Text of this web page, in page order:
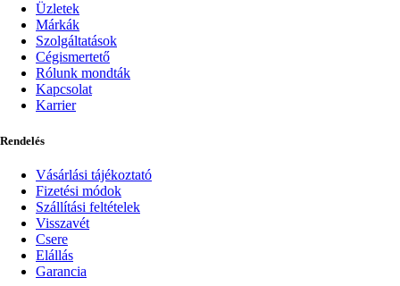
Üzletek
Márkák
Szolgáltatások
Cégismertető
Rólunk mondták
Kapcsolat
Karrier
Rendelés
Vásárlási tájékoztató
Fizetési módok
Szállítási feltételek
Visszavét
Csere
Elállás
Garancia